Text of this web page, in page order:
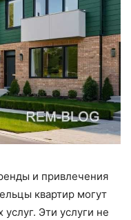
и привлечения
квартир могут
Эти услуги не